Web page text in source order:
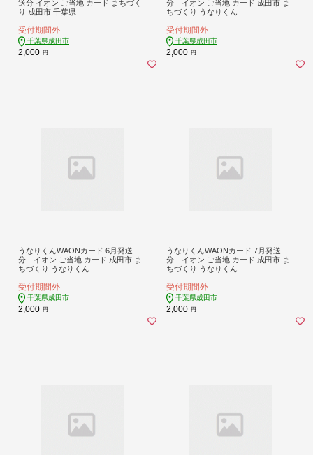
送分 イオン ご当地 カード まちづく
り 成田市 千葉県
受付期間外
千葉県成田市
2,000 円
分 イオン ご当地 カード 成田市 ま
ちづくり うなりくん
受付期間外
千葉県成田市
2,000 円
うなりくんWAONカード 6月発送
分 イオン ご当地 カード 成田市 ま
ちづくり うなりくん
受付期間外
千葉県成田市
2,000 円
うなりくんWAONカード 7月発送
分 イオン ご当地 カード 成田市 ま
ちづくり うなりくん
受付期間外
千葉県成田市
2,000 円